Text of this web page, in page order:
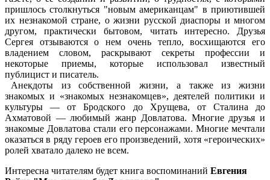
пришлось столкнуться "новым американцам" в приютившей
их незнакомой стране, о жизни русской диаспоры и многом
другом, практически бытовом, читать интересно. Друзья
Сергея отзываются о нем очень тепло, восхищаются его
владением словом, раскрывают секреты профессии и
некоторые приемы, которые использовал известный
публицист и писатель.
Анекдоты из собственной жизни, а также из жизни
знакомых и «знако­мых незнакомцев», деятелей полити­ки и
культуры — от Бродского до Хрущева, от Сталина до
Ахматовой — лю­бимый жанр Довлатова. Многие друзья и
зна­комые Довлатова стали его персонажа­ми. Многие мечтали
оказаться в ряду героев его произведений, хотя «геро­ических»
ролей хватало далеко не всем.
Интересна читателям будет книга воспоминаний Евгения